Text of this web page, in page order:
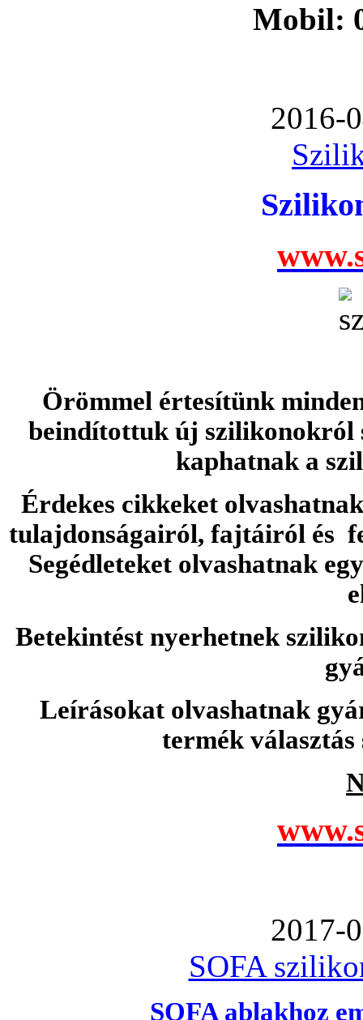
Mobil:
2016-
Örömmel értesítünk
beindítottuk új szilikonokról
kaphatnak a
Érdekes cikkeket
tulajdonságairól, fajtáiról és
Segédleteket olvashatnak
Betekintést nyerhetnek
Leírásokat olvashatnak
termék
2017-
SOFA
SOFA ablakhoz